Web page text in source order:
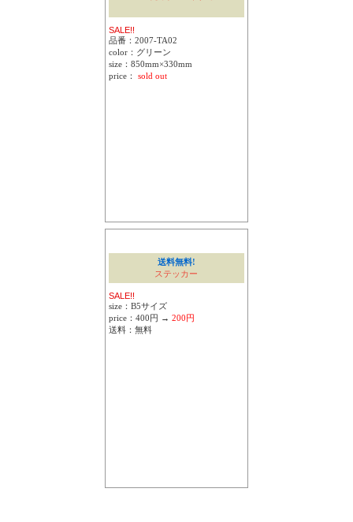
SALE!!
品番：2007-TA02
color：グリーン
size：850mm×330mm
price：
sold out
送料無料!
ステッカー
SALE!!
size：B5サイズ
price：400円 → 200円
送料：無料